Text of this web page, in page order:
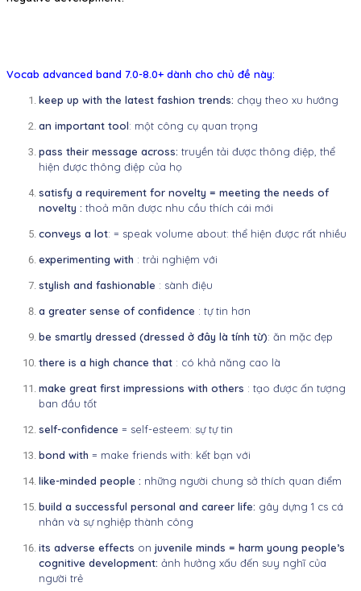
Vocab advanced band 7.0-8.0+ dành cho chủ đề này:
keep up with the latest fashion trends: chạy theo xu hướng
an important tool: một công cụ quan trọng
pass their message across: truyền tải được thông điệp, thể
hiện được thông điệp của họ
satisfy a requirement for novelty = meeting the needs of
novelty : thoả mãn được nhu cầu thích cái mới
conveys a lot: = speak volume about: thể hiện được rất nhiều
experimenting with : trải nghiệm với
stylish and fashionable : sành điệu
a greater sense of confidence : tự tin hơn
be smartly dressed (dressed ở đây là tính từ): ăn mặc đẹp
there is a high chance that : có khả năng cao là
make great first impressions with others : tạo được ấn tượng
ban đầu tốt
self-confidence = self-esteem: sự tự tin
bond with = make friends with: kết bạn với
like-minded people : những người chung sở thích quan điểm
build a successful personal and career life: gây dựng 1 cs cá
nhân và sựnghiệp thành công
its adverse effects on juvenile minds = harm young people’s
cognitive development: ảnh hưởng xấu đến suy nghĩ của
người trẻ